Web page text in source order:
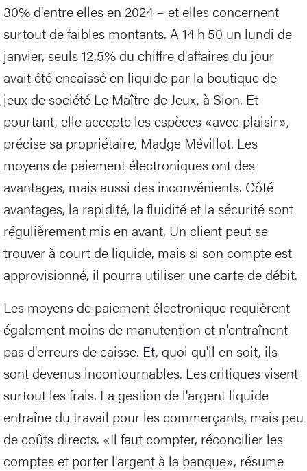
30% d'entre elles en 2024 – et elles concernent
surtout de faibles montants. A 14 h 50 un lundi de
janvier, seuls 12,5% du chiffre d'affaires du jour
avait été encaissé en liquide par la boutique de
jeux de société Le Maître de Jeux, à Sion. Et
pourtant, elle accepte les espèces «avec plaisir»,
précise sa propriétaire, Madge Mévillot. Les
moyens de paiement électroniques ont des
avantages, mais aussi des inconvénients. Côté
avantages, la rapidité, la fluidité et la sécurité sont
régulièrement mis en avant. Un client peut se
trouver à court de liquide, mais si son compte est
approvisionné, il pourra utiliser une carte de débit.
Les moyens de paiement électronique requièrent
également moins de manutention et n'entraînent
pas d'erreurs de caisse. Et, quoi qu'il en soit, ils
sont devenus incontournables. Les critiques visent
surtout les frais. La gestion de l'argent liquide
entraîne du travail pour les commerçants, mais peu
de coûts directs. «Il faut compter, réconcilier les
comptes et porter l'argent à la banque», résume